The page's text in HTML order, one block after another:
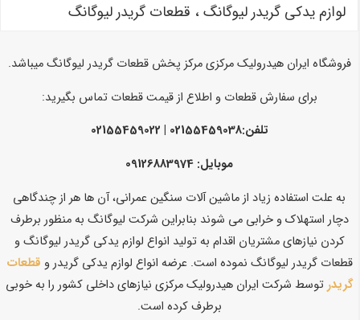
لوازم یدکی گریدر لیوگانگ ، قطعات گریدر لیوگانگ
فروشگاه ایران هیدرولیک مرکزی مرکز پخش قطعات گریدر لیوگانگ میباشد.
برای سفارش قطعات و اطلاع از قیمت قطعات تماس بگیرید:
تلفن:02155459038 | 02155459022
موبایل: 09126883974
به علت استفاده زیاد از ماشین آلات سنگین عمرانی، آن ها هر از چندگاهی
دچار استهلاک و خرابی می شوند بنابراین شرکت لیوگانگ به منظور برطرف
کردن نیازهای مشتریان اقدام به تولید انواع لوازم یدکی گریدر لیوگانگ و
قطعات گریدر لیوگانگ نموده است. عرضه انواع لوازم یدکی گریدر و قطعات
گریدرتوسط شرکت ایران هیدرولیک مرکزی نیازهای داخلی کشور را به خوبی
برطرف کرده است.